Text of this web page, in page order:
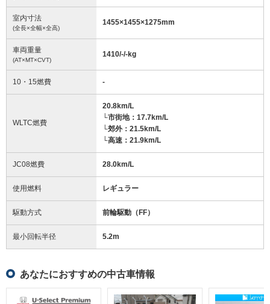
室内寸法
(全長×全幅×全高)
1455×1455×1275mm
車両重量
(AT×MT×CVT)
1410/-/-kg
10・15燃費 -
WLTC燃費
20.8km/L
└市街地：17.7km/L
└郊外：21.5km/L
└高速：21.9km/L
JC08燃費 28.0km/L
使用燃料 レギュラー
駆動方式 前輪駆動（FF）
最小回転半径 5.2m
あなたにおすすめの中古車情報